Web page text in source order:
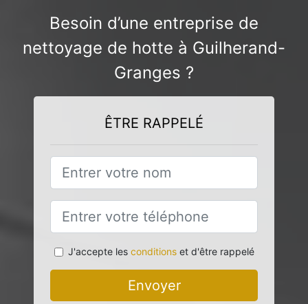
Besoin d’une entreprise de
nettoyage de hotte à Guilherand-
Granges ?
ÊTRE RAPPELÉ
J'accepte les conditionset d'être rappelé
Envoyer